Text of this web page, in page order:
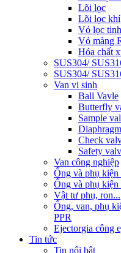
Lõi lọc
Lõi lọc khí
Vỏ lọc
Vỏ màng
Hóa chất
SUS304/
SUS304/
Van vi sinh
Ball Vavle
Butterfly
Sample
Check
Safety
Van công nghiệp
Ống và phụ kiện
Ống và phụ kiện
Vật tư phụ, ron...
Ống, van, phụ
PPR
Ejectorgia công
Tin tức
Tin nổi bật